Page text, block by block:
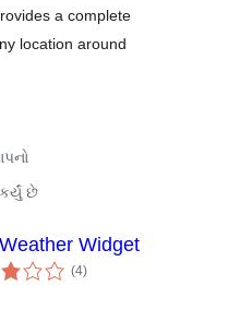
a complete
location around
છે
Widget
(4કુલ
રેટિંગ્સ
)